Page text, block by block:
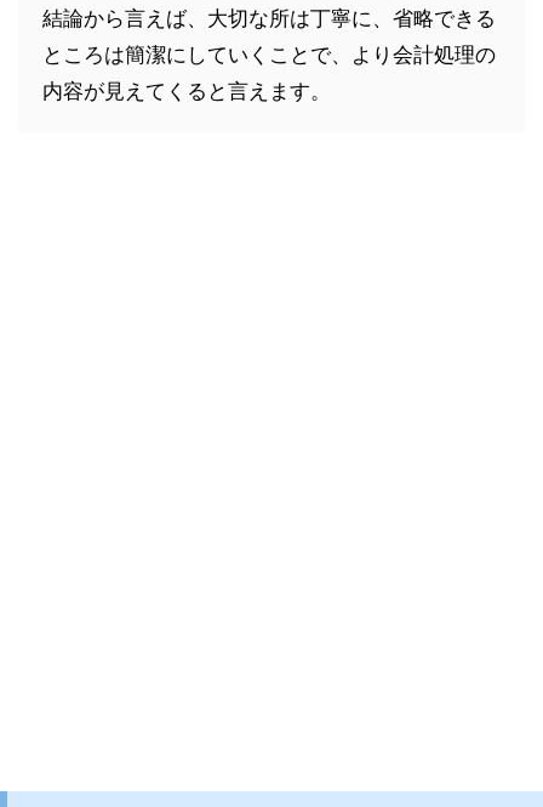
結論から言えば、大切な所は丁寧に、省略できる
ところは簡潔にしていくことで、より会計処理の
内容が見えてくると言えます。